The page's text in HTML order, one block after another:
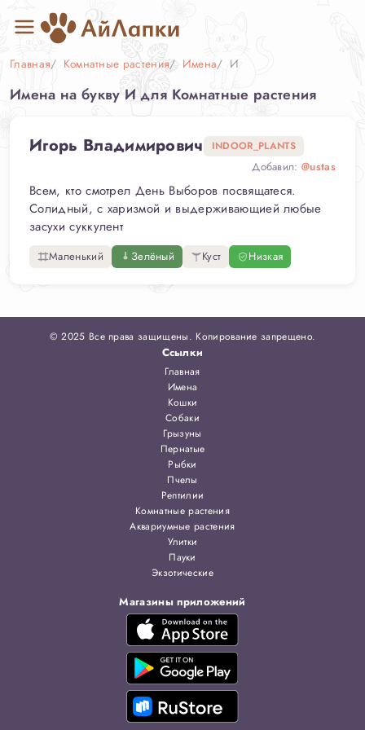
Главная Комнатные растения Имена И
Имена на букву И для Комнатные растения
Игорь Владимирович INDOOR_PLANTS
Добавил:@ustas
Всем, кто смотрел День Выборов посвящатеся.
Солидный, с харизмой и выдерживающией любые
засухи суккулент
Маленький Зелёный Куст Низкая
© 2025 Все права защищены. Копирование запрещено.
Ссылки
Главная
Имена
Кошки
Собаки
Грызуны
Пернатые
Рыбки
Пчелы
Рептилии
Комнатные растения
Аквариумные растения
Улитки
Пауки
Экзотические
Магазины приложений